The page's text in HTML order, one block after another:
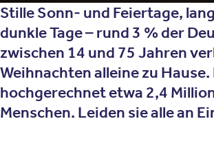
Stille Sonn- und Feiertage,
dunkle Tage – rund 3 % der
zwischen 14 und 75 Jahren
Weihnachten alleine zu Hause.
hochgerechnet etwa 2,4
Menschen. Leiden sie alle an